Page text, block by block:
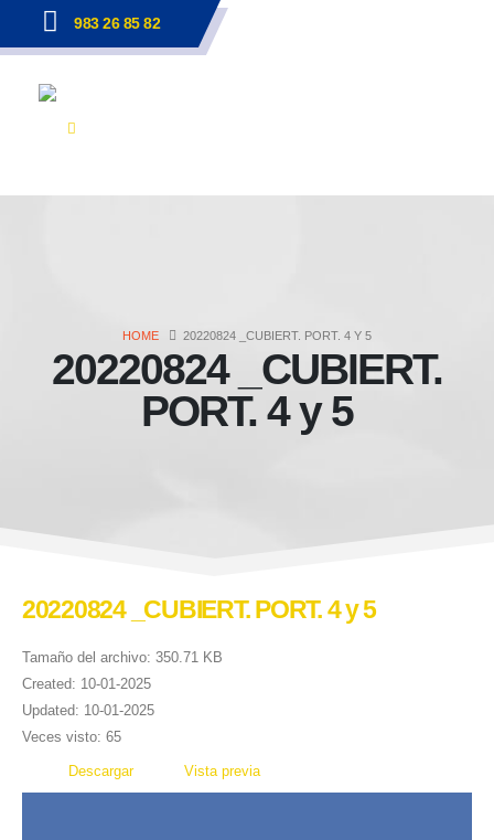
983 26 85 82
HOME 20220824 _CUBIERT. PORT. 4 Y 5
20220824 _CUBIERT.
PORT. 4 y 5
20220824 _CUBIERT. PORT. 4 y 5
Tamaño del archivo: 350.71 KB
Created: 10-01-2025
Updated: 10-01-2025
Veces visto: 65
Descargar Vista previa